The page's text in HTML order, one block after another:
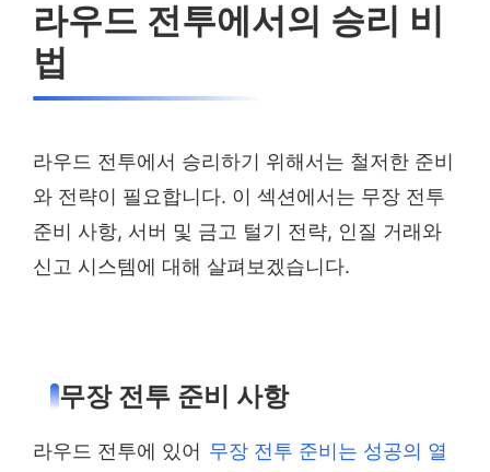
라우드 전투에서의 승리 비
법
라우드 전투에서 승리하기 위해서는 철저한 준비
와 전략이 필요합니다. 이 섹션에서는 무장 전투
준비 사항, 서버 및 금고 털기 전략, 인질 거래와
신고 시스템에 대해 살펴보겠습니다.
무장 전투 준비 사항
라우드 전투에 있어 무장 전투 준비는 성공의 열